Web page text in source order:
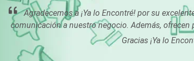
Carnicerías Carpinterías
Centros de
Agradecemos a ¡Ya lo Encontré! por su
comunicación a nuestro negocio. Además, ofrecen
Gracias ¡Ya lo